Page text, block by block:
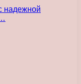
надежной